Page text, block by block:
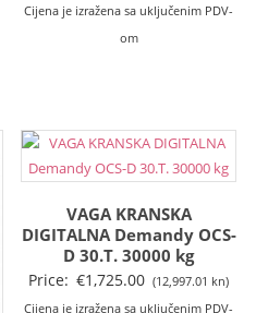
Cijena je izražena sa uključenim PDV-
om
VAGA KRANSKA
DIGITALNA Demandy OCS-
D 30.T. 30000 kg
Price: €1,725.00 (12,997.01 kn)
Cijena je izražena sa uključenim PDV-